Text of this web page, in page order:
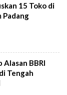
15 Toko di
Padang
Alasan BBRI
Tengah